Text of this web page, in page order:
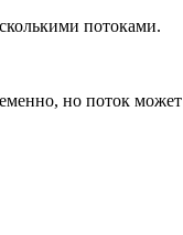
потоками.
но поток может